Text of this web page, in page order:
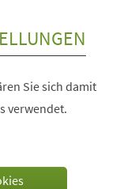
Sie sich damit
verwendet.